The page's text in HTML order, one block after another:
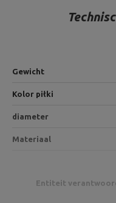
Gewicht
Kolor piłki
diameter
Materiaal
Entiteit